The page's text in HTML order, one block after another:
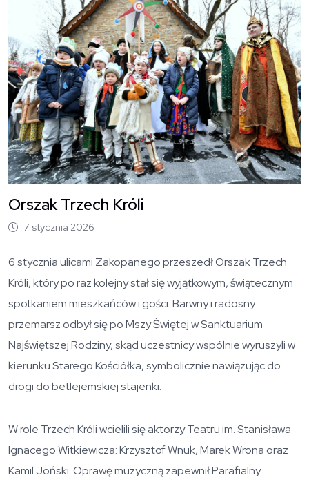
Orszak Trzech Króli
7 stycznia 2026
6 stycznia ulicami Zakopanego przeszedł Orszak Trzech
Króli, który po raz kolejny stał się wyjątkowym, świątecznym
spotkaniem mieszkańców i gości. Barwny i radosny
przemarsz odbył się po Mszy Świętej w Sanktuarium
Najświętszej Rodziny, skąd uczestnicy wspólnie wyruszyli w
kierunku Starego Kościółka, symbolicznie nawiązując do
drogi do betlejemskiej stajenki.
W role Trzech Króli wcielili się aktorzy Teatru im. Stanisława
Ignacego Witkiewicza: Krzysztof Wnuk, Marek Wrona oraz
Kamil Joński. Oprawę muzyczną zapewnił Parafialny